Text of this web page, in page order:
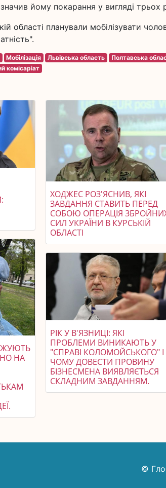
йому покарання у вигляді трьох
області планували мобілізувати
Мобілізація Львівська область Полтавська
комісаріат
НА
ХОДЖЕС РОЗ'ЯСНИВ, ЯКІ
ЗАВДАННЯ СТАВИТЬ ПЕРЕД
СОБОЮ ОПЕРАЦІЯ
СИЛ УКРАЇНИ В КУРСЬКІЙ
ОБЛАСТІ
РІК У В'ЯЗНИЦІ: ЯКІ
ПРОБЛЕМИ ВИНИКАЮТЬ У
"СПРАВІ КОЛОМОЙСЬКОГО" І
ЧОМУ ДОВЕСТИ ПРОВИНУ
БІЗНЕСМЕНА ВИЯВЛЯЄТЬСЯ
СКЛАДНИМ ЗАВДАННЯМ.
©